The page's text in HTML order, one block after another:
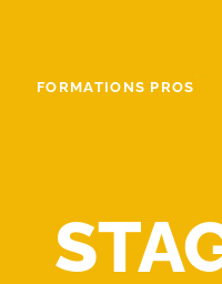
FORMATIONS PROS